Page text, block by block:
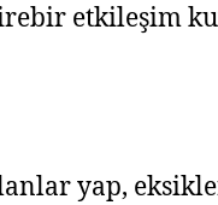
etkileşim
yap,